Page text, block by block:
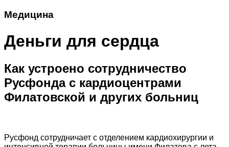
Медицина
Деньги для сердца
Как устроено сотрудничество
Русфонда с кардиоцентрами
Филатовской и других больниц
Русфонд сотрудничает с отделением кардиохирургии и